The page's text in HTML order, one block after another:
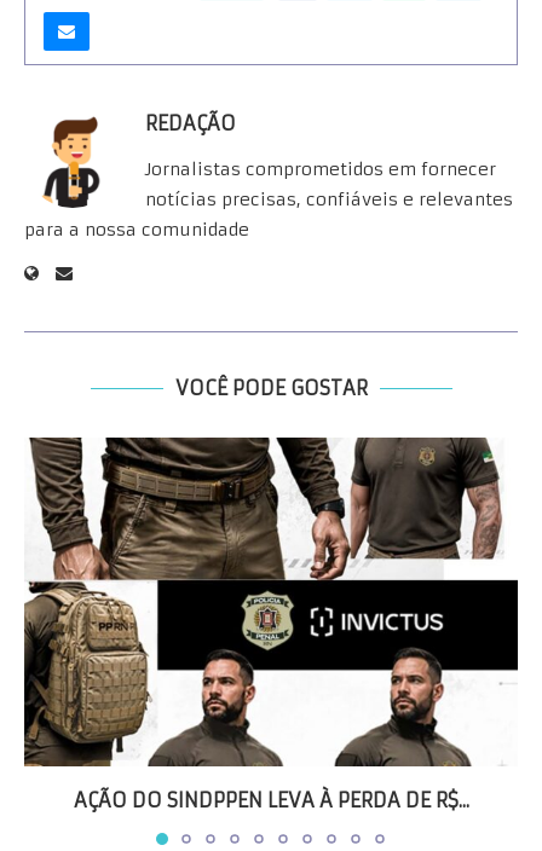
REDAÇÃO
Jornalistas comprometidos em fornecer
notícias precisas, confiáveis e relevantes
para a nossa comunidade
VOCÊ PODE GOSTAR
AÇÃO DO SINDPPEN LEVA À PERDA DE R$...